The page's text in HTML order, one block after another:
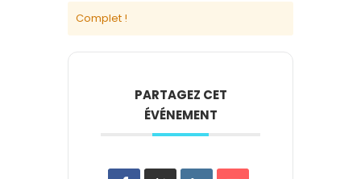
Complet !
PARTAGEZ CET
ÉVÉNEMENT